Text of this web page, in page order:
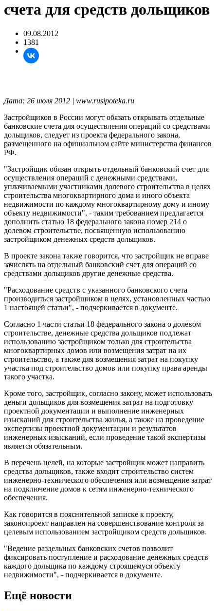
счета для средств дольщиков
09.08.2012
1381
Дата: 26 июля 2012 | www.rusipoteka.ru
Застройщиков в России могут обязать открывать отдельные
банковские счета для осуществления операций со средствами
дольщиков, следует из проекта федерального закона,
размещенного на официальном сайте министерства финансов
РФ.
"Застройщик обязан открыть отдельный банковский счет для
осуществления операций с денежными средствами,
уплачиваемыми участниками долевого строительства в целях
строительства многоквартирного дома и иного объекта
недвижимости по каждому многоквартирному дому и иному
объекту недвижимости", - таким требованием предлагается
дополнить статью 18 федерального закона номер 214 о
долевом строительстве, посвященную использованию
застройщиком денежных средств дольщиков.
В проекте закона также говорится, что застройщик не вправе
зачислять на отдельный банковский счет для операций со
средствами дольщиков другие денежные средства.
"Расходование средств с указанного банковского счета
производиться застройщиком в целях, установленных частью
1 настоящей статьи", - подчеркивается в документе.
Согласно 1 части статьи 18 федерального закона о долевом
строительстве, денежные средства дольщиков подлежат
использованию застройщиком только для строительства
многоквартирных домов или возмещения затрат на их
строительство, а также для возмещения затрат на покупку
участка под строительство домов или покупку права аренды
такого участка.
Кроме того, застройщик, согласно закону, может использовать
деньги дольщиков для возмещения затрат на подготовку
проектной документации и выполнение инженерных
изысканий для строительства жилья, а также на проведение
экспертизы проектной документации и результатов
инженерных изысканий, если проведение такой экспертизы
является обязательным.
В перечень целей, на которые застройщик может направить
средства дольщиков, также входит строительство систем
инженерно-технического обеспечения или возмещение затрат
на подключение домов к сетям инженерно-технического
обеспечения.
Как говорится в пояснительной записке к проекту,
законопроект направлен на совершенствование контроля за
целевым использованием застройщиком средств дольщиков.
"Ведение раздельных банковских счетов позволит
фиксировать поступление и расходование денежных средств
каждого дольщика по каждому строящемуся объекту
недвижимости", - подчеркивается в документе.
Ещё новости